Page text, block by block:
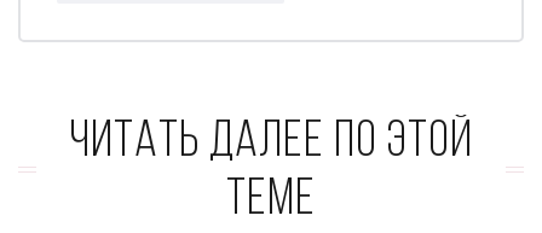
Читать далее по этой
теме